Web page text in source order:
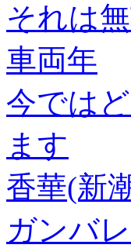
それは
車両年
今では
ます
香華(新
ガンバ